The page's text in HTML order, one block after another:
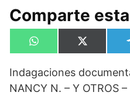
Comparte
Compartir
en
W
h
t
s
A
en
X
(
w
i
t
Indagaciones
NANCY N. – Y OTROS –